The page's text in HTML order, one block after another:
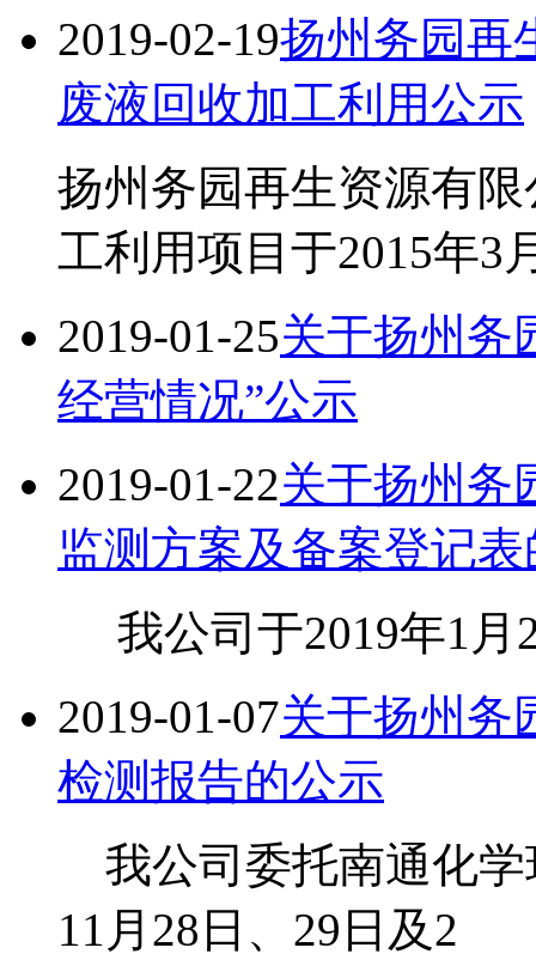
2019-02-19扬州务园再
废液回收加工利用公示
扬州务园再生资源有
工利用项目于2015年3
2019-01-25关于扬州务
经营情况”公示
2019-01-22关于扬州务
监测方案及备案登记
我公司于2019年1月
2019-01-07关于扬州务
检测报告的公示
我公司委托南通化学
11月28日、29日及2